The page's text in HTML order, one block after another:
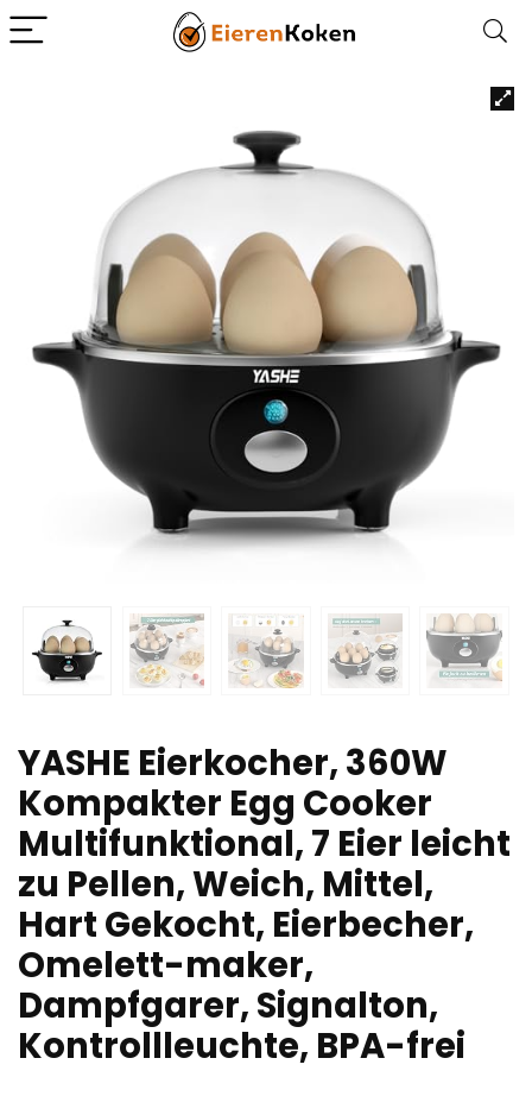
YASHE Eierkocher, 360W
Kompakter Egg Cooker
Multifunktional, 7 Eier leicht
zu Pellen, Weich, Mittel,
Hart Gekocht, Eierbecher,
Omelett-maker,
Dampfgarer, Signalton,
Kontrollleuchte, BPA-frei